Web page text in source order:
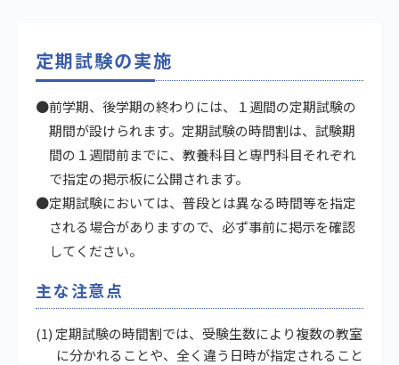
定期試験の実施
●前学期、後学期の終わりには、１週間の定期試験の
期間が設けられます。定期試験の時間割は、試験期
間の１週間前までに、教養科目と専門科目それぞれ
で指定の掲示板に公開されます。
●定期試験においては、普段とは異なる時間等を指定
される場合がありますので、必ず事前に掲示を確認
してください。
主な注意点
(1) 定期試験の時間割では、受験生数により複数の教室
に分かれることや、全く違う日時が指定されること